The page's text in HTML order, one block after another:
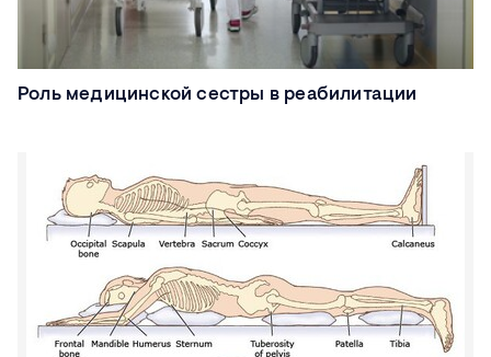
Роль медицинской сестры в реабилитации